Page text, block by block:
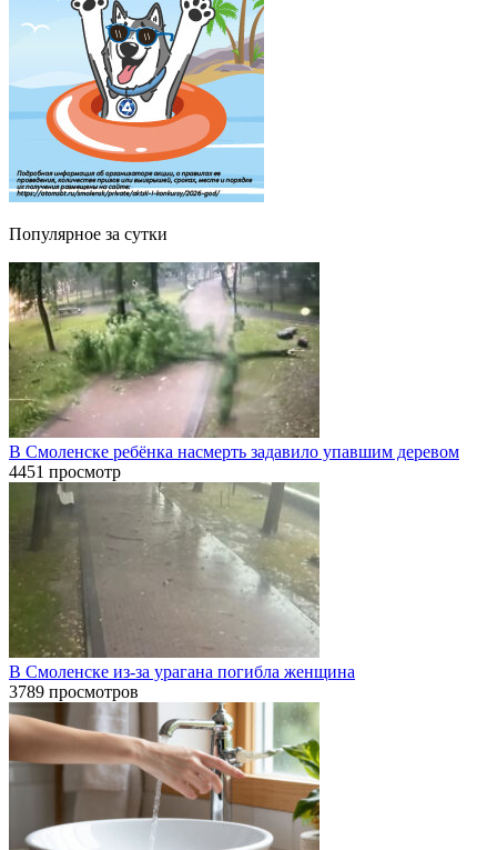
Популярное за сутки
В Смоленске ребёнка насмерть задавило упавшим деревом
4451 просмотр
В Смоленске из-за урагана погибла женщина
3789 просмотров